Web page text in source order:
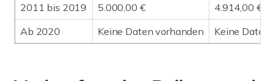
2011 bis 2019 5.000,00 €
4.914,00 €
Ab 2020
Keine Daten vorhanden Keine Daten